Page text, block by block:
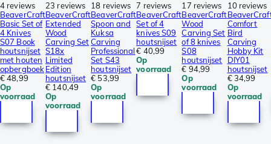
4 reviews
BeaverCraft
Basic Set of
4 Knives
S07 Book
houtsnijset
met houten
opbergboek
€ 48,99
Op
voorraad
23 reviews
BeaverCraft
Extended
Wood
Carving Set
S18x
Limited
Edition
houtsnijset
€ 140,49
Op
voorraad
18 reviews
BeaverCraft
Spoon and
Kuksa
Carving
Professional
Set S43
houtsnijset
€ 53,99
Op
voorraad
7 reviews
BeaverCraft
Set of 4
knives S09
houtsnijset
€ 40,99
Op
voorraad
17 reviews
BeaverCraft
Wood
Carving Set
of 8 knives
S08
houtsnijset
€ 94,99
Op
voorraad
10 reviews
Comfort
Bird
Carving
Hobby Kit
DIY01
houtsnijset
€ 34,99
Op
voorraad